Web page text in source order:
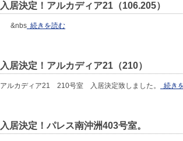
入居決定！アルカディア21（106.205）
&nbs 続きを読む
入居決定！アルカディア21（210）
アルカディア21 210号室 入居決定致しました。 続き
入居決定！パレス南沖洲403号室。